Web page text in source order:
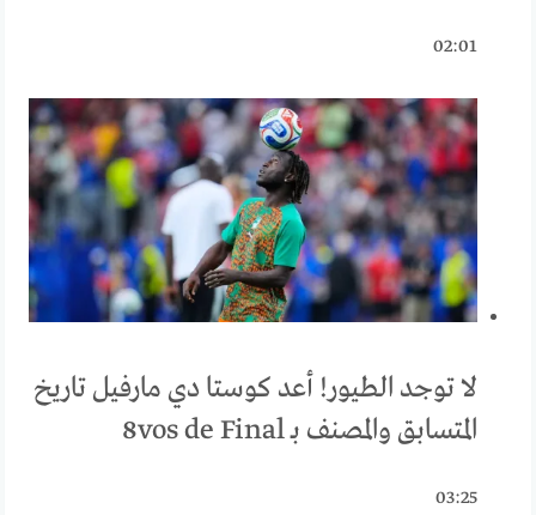
02:01
لا توجد الطيور! أعد كوستا دي مارفيل تاريخ
المتسابق والمصنف بـ 8vos de Final
03:25